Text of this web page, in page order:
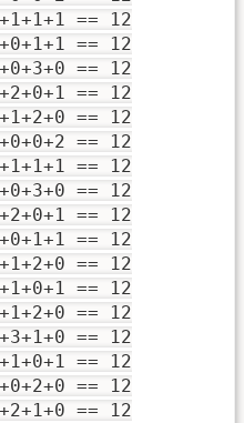
== 12
== 12
== 12
== 12
== 12
== 12
== 12
== 12
== 12
== 12
== 12
== 12
== 12
== 12
== 12
== 12
== 12